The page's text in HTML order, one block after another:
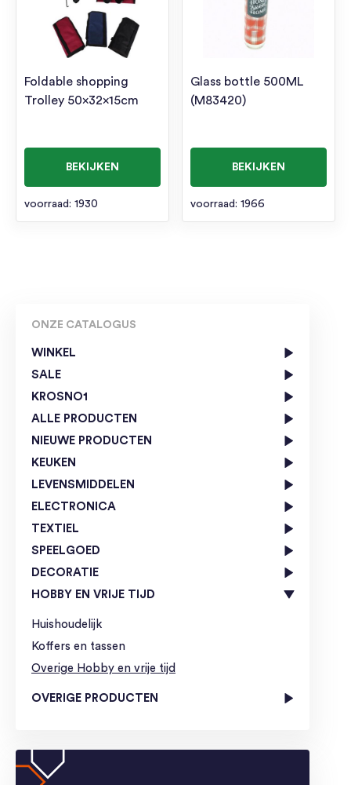
ONZE CATALOGUS
WINKEL
SALE
KROSNO1
ALLE PRODUCTEN
NIEUWE PRODUCTEN
KEUKEN
LEVENSMIDDELEN
ELECTRONICA
TEXTIEL
SPEELGOED
DECORATIE
HOBBY EN VRIJE TIJD
Huishoudelijk
Koffers en tassen
Overige Hobby en vrije tijd
OVERIGE PRODUCTEN
Foldable shopping
Trolley 50x32x15cm
BEKIJKEN
voorraad: 1930
Glass bottle 500ML
(M83420)
BEKIJKEN
voorraad: 1966